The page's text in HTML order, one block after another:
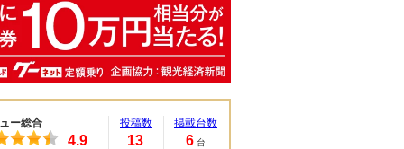
ー総合
4.9
投稿数
13
掲載台数
6 台